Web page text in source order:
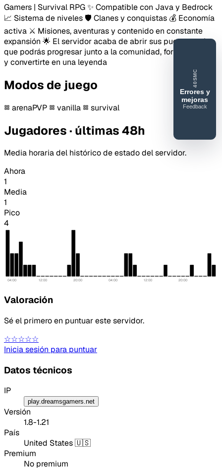
Gamers | Survival RPG ✨ Compatible con Java y Bedrock
📈 Sistema de niveles 🛡️ Clanes y conquistas 💰 Economía
activa ⚔️ Misiones, aventuras y contenido en constante
expansión 🌟 El servidor acaba de abrir sus puertas, así
que podrás progresar junto a la comunidad, formar tu clan
y convertirte en una leyenda
Modos de juego
arenaPVP vanilla survival
Jugadores · últimas 48h
Media horaria del histórico de estado del servidor.
Ahora
1
Media
1
Pico
4
04:00 12:00 20:00 04:00 12:00 20:00
Valoración
Sé el primero en puntuar este servidor.
☆☆☆☆☆
Inicia sesión para puntuar
Datos técnicos
IP
play.dreamsgamers.net
Versión
1.8-1.21
País
United States 🇺🇸
Premium
No premium
40SMC
Errores y
mejoras
Feedback
40SERVIDORESMC
Reportar
error o
mejora
Lo que gusta
Idea o mejora